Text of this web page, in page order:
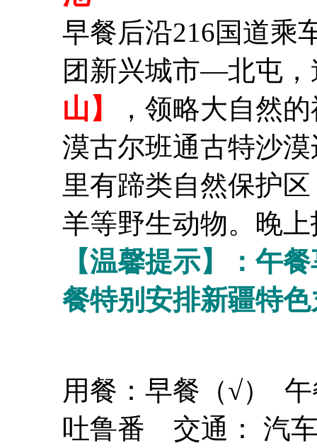
早餐后沿216国道乘
团新兴城市—北屯
山】
，领略大自然
漠古尔班通古特沙
里有蹄类自然保护
羊等野生动物。晚
【温馨提示】：午
餐特别安排新疆特
用餐：早餐（√）
吐鲁番 交通： 汽